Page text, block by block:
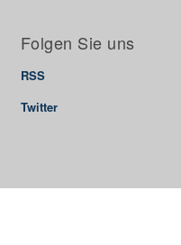
Folgen Sie uns
RSS
Twitter